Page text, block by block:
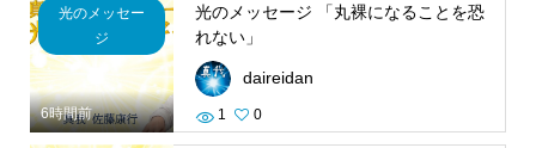
6時間前
光のメッセー
ジ
光のメッセージ 「丸裸になることを恐
れない」
daireidan
1 0